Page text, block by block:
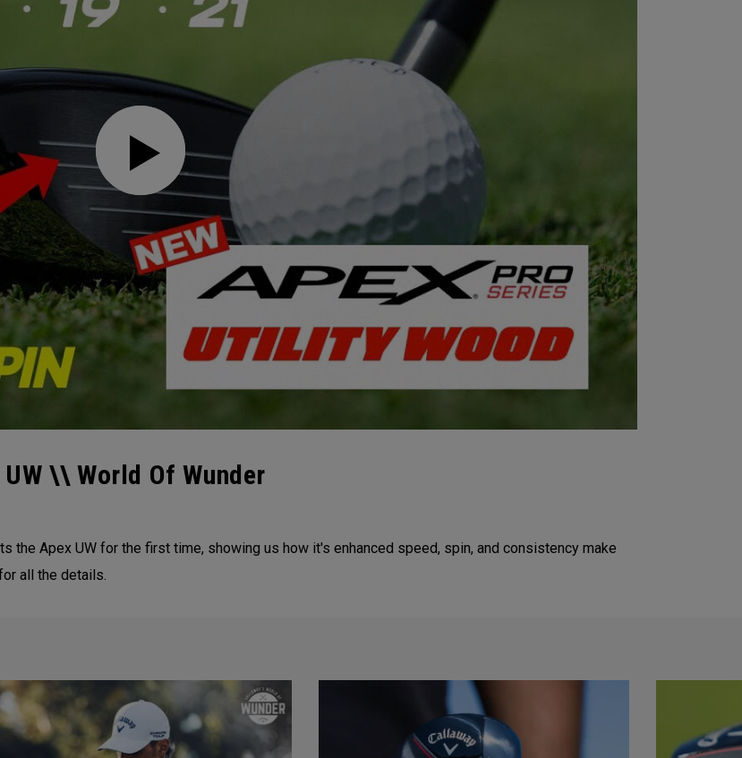
\\ World Of Wunder
the Apex UW for the first time, showing us how it's enhanced speed, spin, and consistency make
all the details.